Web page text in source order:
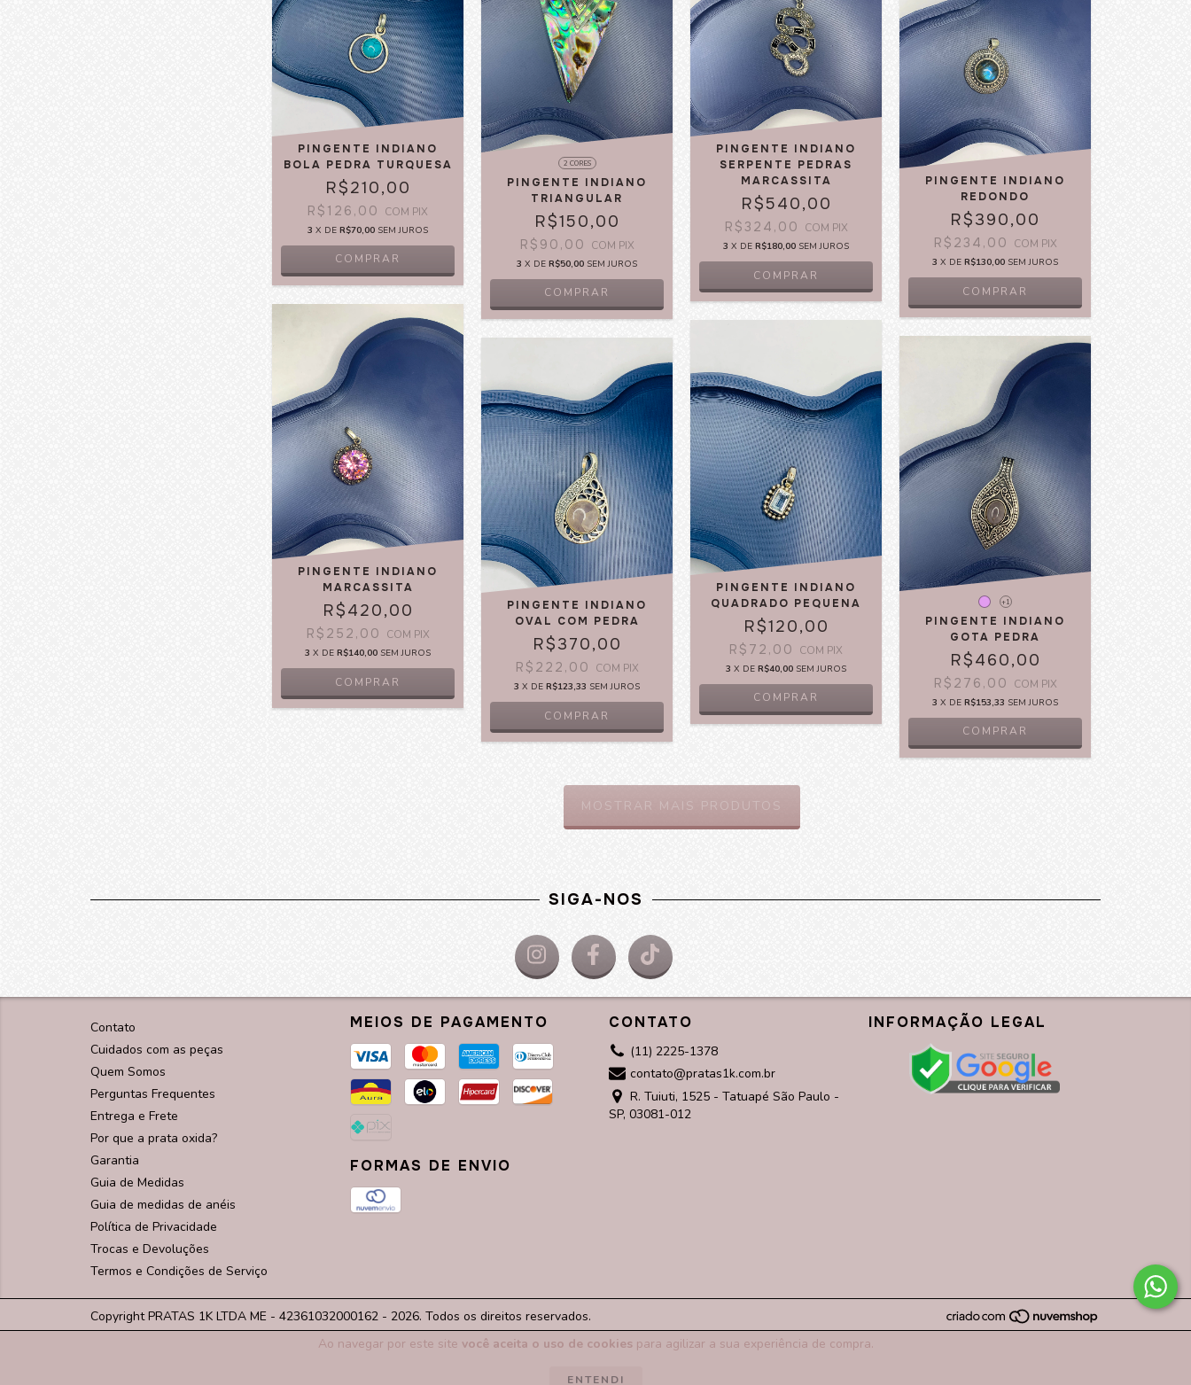
Ao navegar por este site você aceita o uso de cookiespara agilizar a sua experiência de compra.
ENTENDI
PINGENTE INDIANO
BOLA PEDRA TURQUESA
R$210,00
R$126,00 COM PIX
3 X DER$70,00 SEM JUROS
COMPRAR
2 CORES
PINGENTE INDIANO
TRIANGULAR
R$150,00
R$90,00 COM PIX
3 X DER$50,00 SEM JUROS
COMPRAR
PINGENTE INDIANO
SERPENTE PEDRAS
MARCASSITA
R$540,00
R$324,00 COM PIX
3 X DER$180,00 SEM JUROS
PINGENTE INDIANO
REDONDO
R$390,00
R$234,00 COM PIX
3 X DER$130,00 SEM JUROS
PINGENTE INDIANO
MARCASSITA
R$420,00
R$252,00 COM PIX
3 X DER$140,00 SEM JUROS
PINGENTE INDIANO
OVAL COM PEDRA
R$370,00
R$222,00 COM PIX
3 X DER$123,33 SEM JUROS
PINGENTE INDIANO
QUADRADO PEQUENA
R$120,00
R$72,00 COM PIX
3 X DER$40,00 SEM JUROS
COMPRAR
+1
PINGENTE INDIANO
GOTA PEDRA
R$460,00
R$276,00 COM PIX
3 X DER$153,33 SEM JUROS
COMPRAR
MOSTRAR MAIS PRODUTOS
SIGA-NOS
Contato
Cuidados com as peças
Quem Somos
Perguntas Frequentes
Entrega e Frete
Por que a prata oxida?
Garantia
Guia de Medidas
Guia de medidas de anéis
Política de Privacidade
Trocas e Devoluções
Termos e Condições de Serviço
MEIOS DE PAGAMENTO
FORMAS DE ENVIO
CONTATO
(11) 2225-1378
contato@pratas1k.com.br
R. Tuiuti, 1525 - Tatuapé São Paulo -
SP, 03081-012
INFORMAÇÃO LEGAL
Copyright PRATAS 1K LTDA ME - 42361032000162 - 2026. Todos os direitos reservados.